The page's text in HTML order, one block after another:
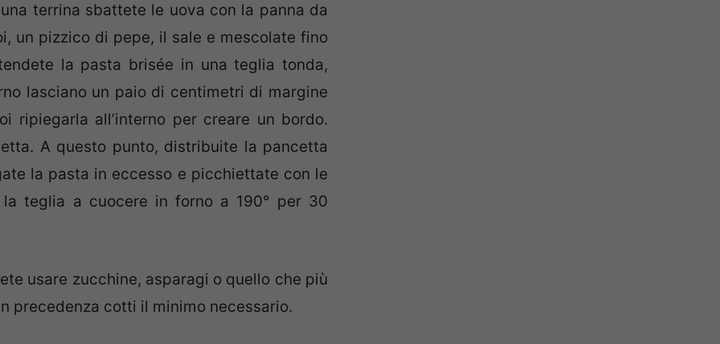
terrina sbattete le uova con la panna da
un pizzico di pepe, il sale e mescolate fino
la pasta brisée in una teglia tonda,
lasciano un paio di centimetri di margine
ripiegarla all’interno per creare un bordo.
A questo punto, distribuite la pancetta
la pasta in eccesso e picchiettate con le
teglia a cuocere in forno a 190° per 30
usare zucchine, asparagi o quello che più
precedenza cotti il minimo necessario.